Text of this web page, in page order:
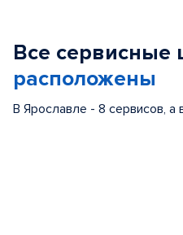
Все сервисные
расположены
В Ярославле - 8 сервисов, а